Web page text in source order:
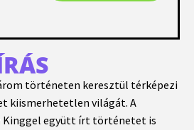
történeten keresztül térképezi
kiismerhetetlen világát. A
Kinggel együtt írt történetet is